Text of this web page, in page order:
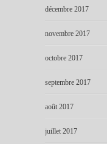
décembre 2017
novembre 2017
octobre 2017
septembre 2017
août 2017
juillet 2017